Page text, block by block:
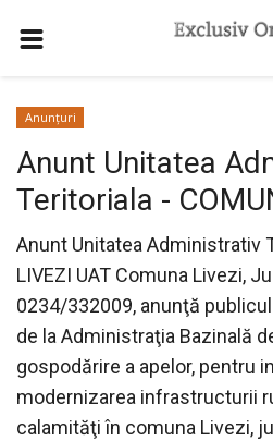
CONTACT
ȘEDINȚE
MUZICA
ANUNȚURI
SPORT
PERSONALITATI
CONFERINTE
EVENIMENTE
Anunțuri
Anunt Unitatea
Teritoriala -
Anunt Unitatea Administrativ
LIVEZI UAT Comuna Livezi,
0234/332009, anunţă
de la Administraţia Bazinală
gospodărire a apelor, pentru
modernizarea infrastructurii
calamităţi în comuna Livezi,